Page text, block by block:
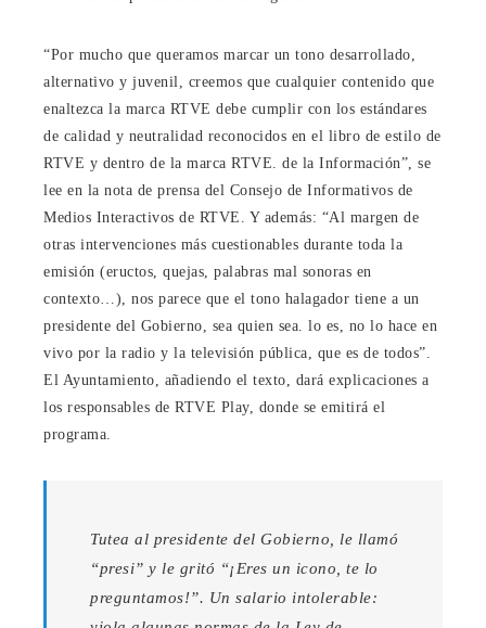
“Por mucho que queramos marcar un tono desarrollado,
alternativo y juvenil, creemos que cualquier contenido que
enaltezca la marca RTVE debe cumplir con los estándares
de calidad y neutralidad reconocidos en el libro de estilo de
RTVE y dentro de la marca RTVE. de la Información”, se
lee en la nota de prensa del Consejo de Informativos de
Medios Interactivos de RTVE. Y además: “Al margen de
otras intervenciones más cuestionables durante toda la
emisión (eructos, quejas, palabras mal sonoras en
contexto…), nos parece que el tono halagador tiene a un
presidente del Gobierno, sea quien sea. lo es, no lo hace en
vivo por la radio y la televisión pública, que es de todos”.
El Ayuntamiento, añadiendo el texto, dará explicaciones a
los responsables de RTVE Play, donde se emitirá el
programa.
Tutea al presidente del Gobierno, le llamó
“presi” y le gritó “¡Eres un icono, te lo
preguntamos!”. Un salario intolerable: